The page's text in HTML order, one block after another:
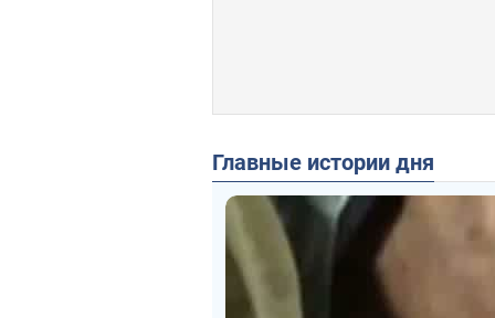
Главные истории дня